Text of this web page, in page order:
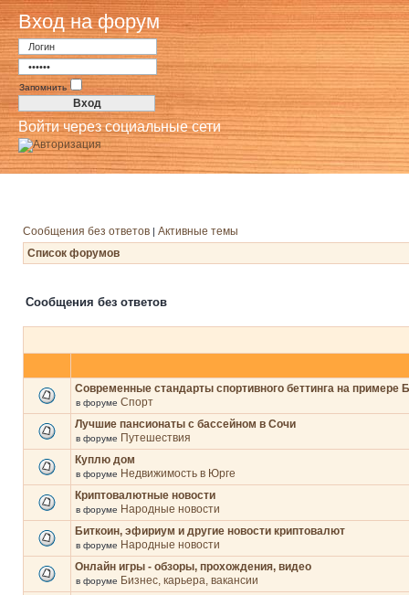
Вход на форум
Запомнить
Войти через социальные сети
Сообщения без ответов | Активные темы
Список форумов
Сообщения без ответов
Современные стандарты спортивного беттинга на примере
в форуме Спорт
Лучшие пансионаты с бассейном в Сочи
в форуме Путешествия
Куплю дом
в форуме Недвижимость в Юрге
Криптовалютные новости
в форуме Народные новости
Биткоин, эфириум и другие новости криптовалют
в форуме Народные новости
Онлайн игры - обзоры, прохождения, видео
в форуме Бизнес, карьера, вакансии